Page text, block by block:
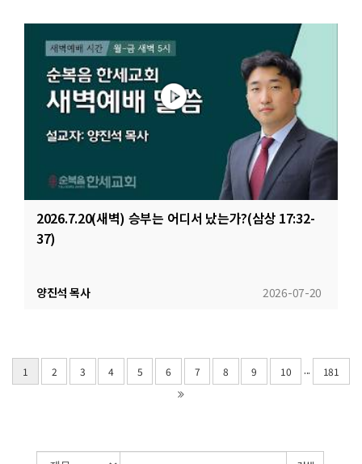
2026.7.20(새벽) 승부는 어디서 났는가?(삼상 17:32-
37)
2026-07-20
양진석 목사
1 2 3 4 5 6 7 8 9 10 ... 181